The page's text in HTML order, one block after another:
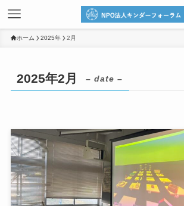
ホーム 2025年 2月
2025年2月 – date –